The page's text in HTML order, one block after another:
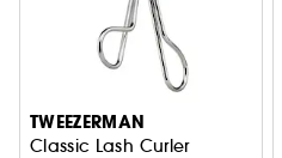
TWEEZERMAN
Classic Lash Curler